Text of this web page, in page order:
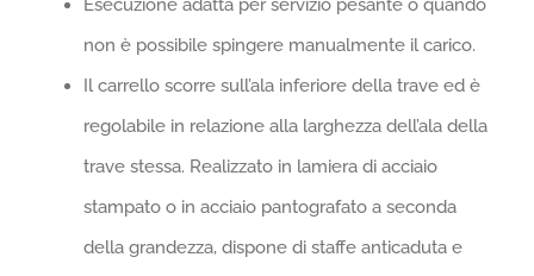
Esecuzione adatta per servizio pesante o quando
non è possibile spingere manualmente il carico.
Il carrello scorre sull’ala inferiore della trave ed è
regolabile in relazione alla larghezza dell’ala della
trave stessa. Realizzato in lamiera di acciaio
stampato o in acciaio pantografato a seconda
della grandezza, dispone di staffe anticaduta e